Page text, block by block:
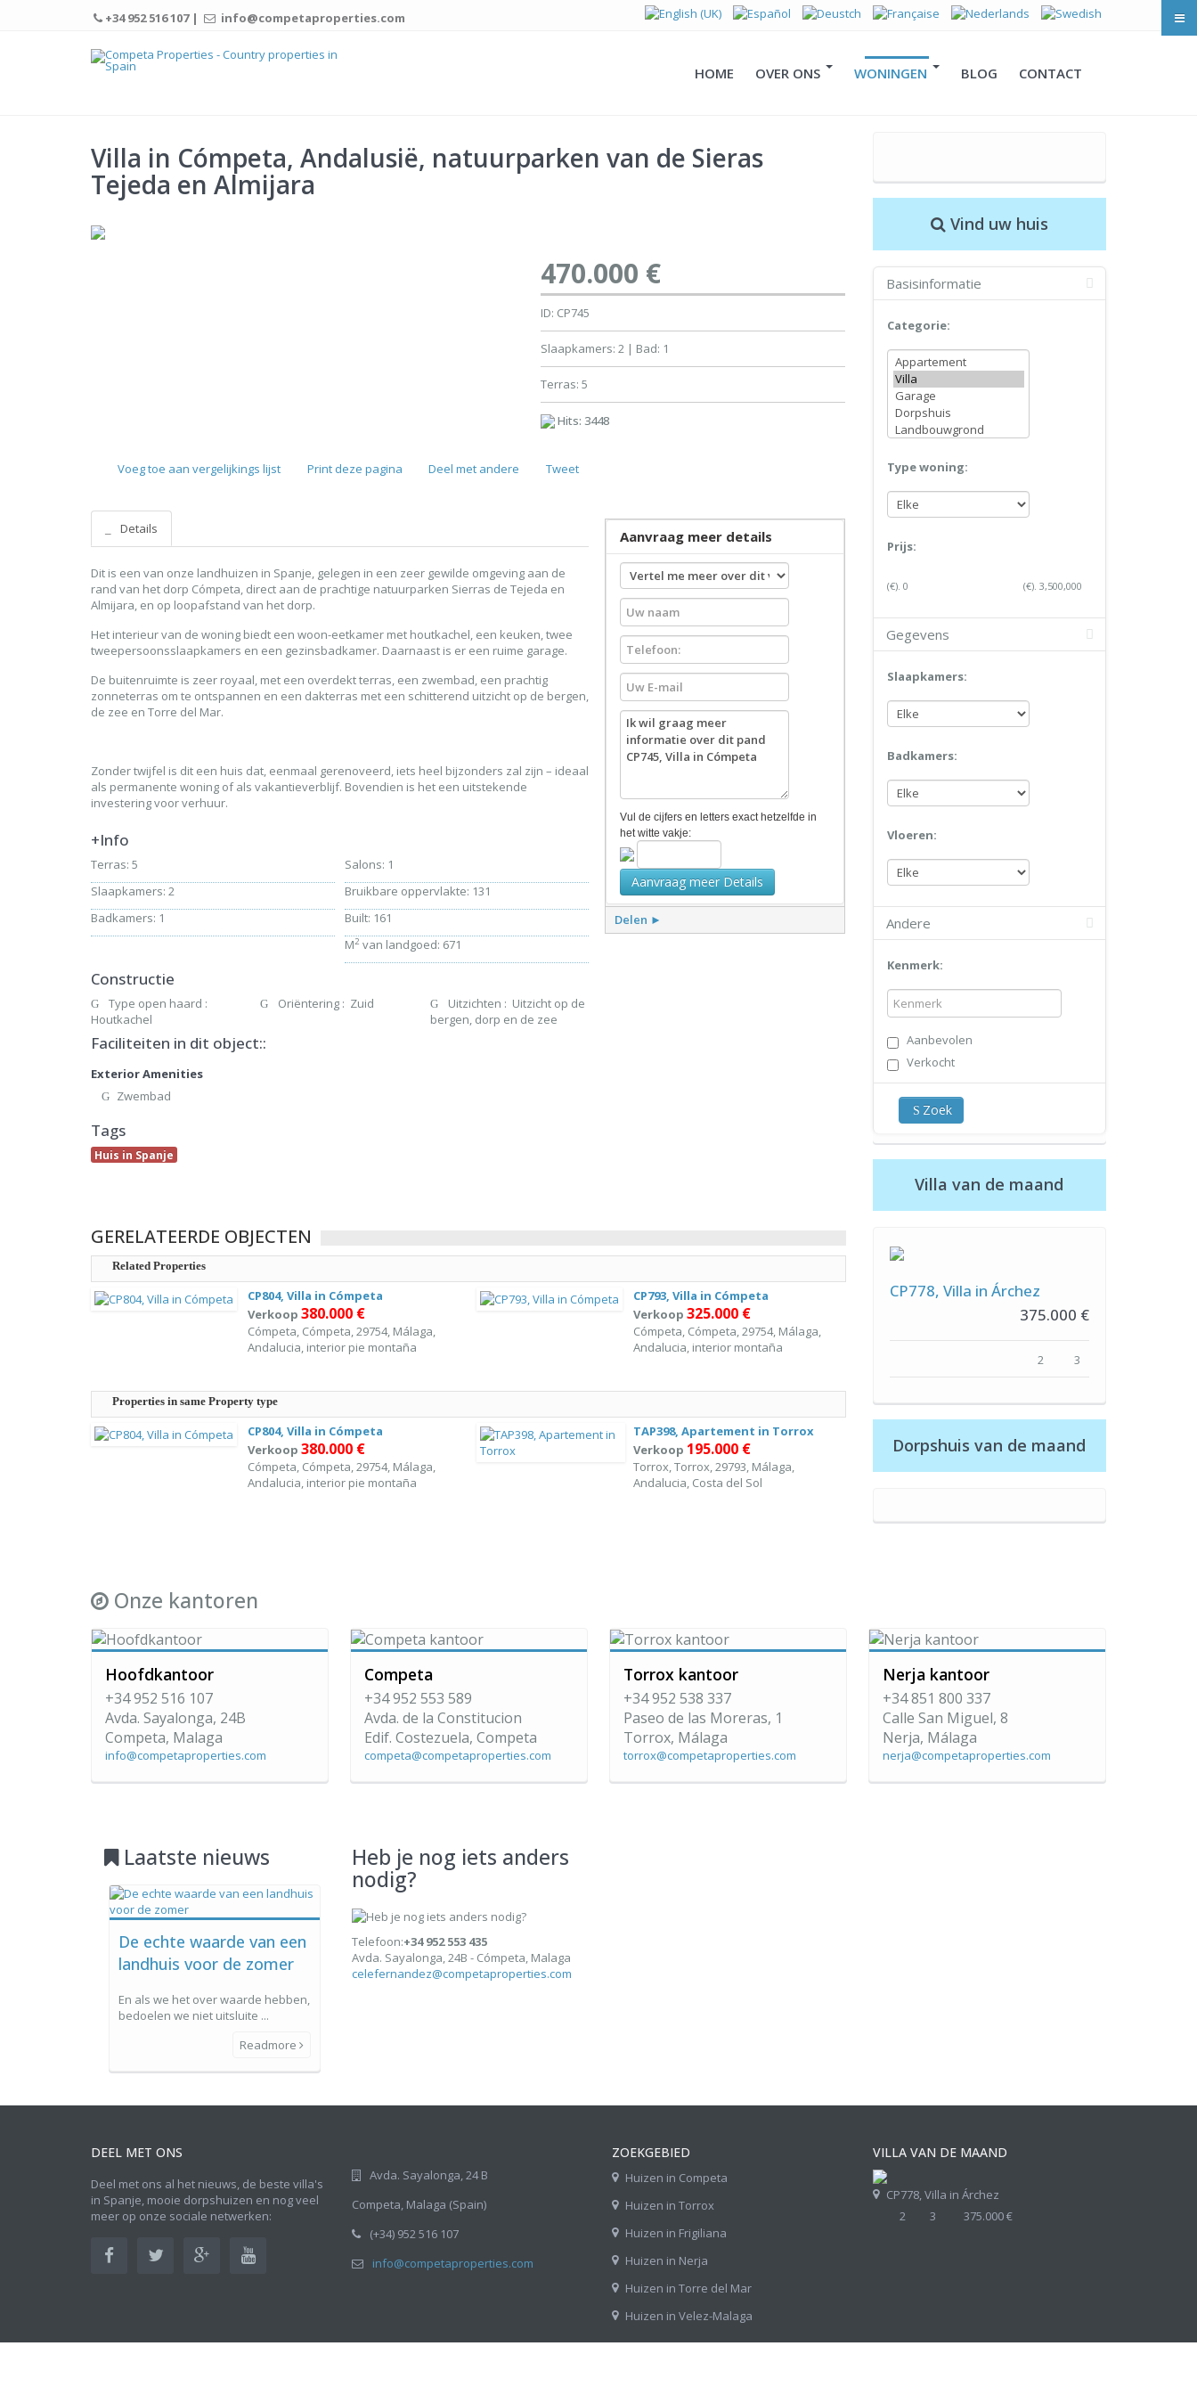
+34 952 516 107 | info@competaproperties.com
HOME OVER ONS WONINGEN BLOG CONTACT
Villa in Cómpeta, Andalusië, natuurparken van de Sieras
Tejeda en Almijara
470.000 €
ID: CP745
Slaapkamers: 2 | Bad: 1
Terras: 5
Hits: 3448
Voeg toe aan vergelijkings lijst Print deze pagina Deel met andere Tweet
Details
Dit is een van onze landhuizen in Spanje, gelegen in een zeer gewilde omgeving aan de
rand van het dorp Cómpeta, direct aan de prachtige natuurparken Sierras de Tejeda en
Almijara, en op loopafstand van het dorp.
Het interieur van de woning biedt een woon-eetkamer met houtkachel, een keuken, twee
tweepersoonsslaapkamers en een gezinsbadkamer. Daarnaast is er een ruime garage.
De buitenruimte is zeer royaal, met een overdekt terras, een zwembad, een prachtig
zonneterras om te ontspannen en een dakterras met een schitterend uitzicht op de bergen,
de zee en Torre del Mar.
Zonder twijfel is dit een huis dat, eenmaal gerenoveerd, iets heel bijzonders zal zijn – ideaal
als permanente woning of als vakantieverblijf. Bovendien is het een uitstekende
investering voor verhuur.
+Info
Terras: 5
Slaapkamers: 2
Badkamers: 1
Salons: 1
Bruikbare oppervlakte: 131
Built: 161
M2 van landgoed: 671
Constructie
Type open haard :
Houtkachel
Oriëntering : Zuid
Uitzichten : Uitzicht op de
bergen, dorp en de zee
Faciliteiten in dit object::
Exterior Amenities
Zwembad
Tags
Huis in Spanje
Aanvraag meer details
Vul de cijfers en letters exact hetzelfde in
het witte vakje:
Delen ►
GERELATEERDE OBJECTEN
Related Properties
CP804, Villa in Cómpeta
Verkoop380.000 €
Cómpeta, Cómpeta, 29754, Málaga,
Andalucia, interior pie montaña
CP793, Villa in Cómpeta
Verkoop325.000 €
Cómpeta, Cómpeta, 29754, Málaga,
Andalucia, interior montaña
Properties in same Property type
CP804, Villa in Cómpeta
Verkoop380.000 €
Cómpeta, Cómpeta, 29754, Málaga,
Andalucia, interior pie montaña
TAP398, Apartement in Torrox
Verkoop 195.000 €
Torrox, Torrox, 29793, Málaga,
Andalucia, Costa del Sol
Vind uw huis
Basisinformatie
Categorie:
Type woning:
Prijs:
(€). 0 (€). 3,500,000
Gegevens
Slaapkamers:
Badkamers:
Vloeren:
Andere
Kenmerk:
Aanbevolen
Verkocht
Zoek
Villa van de maand
CP778, Villa in Árchez
375.000 €
3
2
Dorpshuis van de maand
Onze kantoren
Hoofdkantoor
+34 952 516 107
Avda. Sayalonga, 24B
Competa, Malaga
info@competaproperties.com
Competa
+34 952 553 589
Avda. de la Constitucion
Edif. Costezuela, Competa
competa@competaproperties.com
Torrox kantoor
+34 952 538 337
Paseo de las Moreras, 1
Torrox, Málaga
torrox@competaproperties.com
Nerja kantoor
+34 851 800 337
Calle San Miguel, 8
Nerja, Málaga
nerja@competaproperties.com
Laatste nieuws
De echte waarde van een
landhuis voor de zomer
En als we het over waarde hebben,
bedoelen we niet uitsluite ...
Readmore
Heb je nog iets anders
nodig?
Telefoon:+34 952 553 435
Avda. Sayalonga, 24B - Cómpeta, Malaga
celefernandez@competaproperties.com
DEEL MET ONS
Deel met ons al het nieuws, de beste villa's
in Spanje, mooie dorpshuizen en nog veel
meer op onze sociale netwerken:
Avda. Sayalonga, 24 B
Competa, Malaga (Spain)
(+34) 952 516 107
info@competaproperties.com
ZOEKGEBIED
Huizen in Competa
Huizen in Torrox
Huizen in Frigiliana
Huizen in Nerja
Huizen in Torre del Mar
Huizen in Velez-Malaga
VILLA VAN DE MAAND
CP778, Villa in Árchez
375.000 €
2 3